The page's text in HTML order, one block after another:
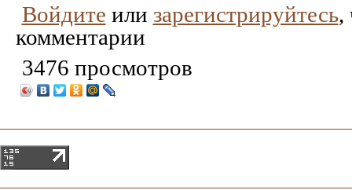
Войдите или зарегистрируйтесь,
комментарии
3476 просмотров